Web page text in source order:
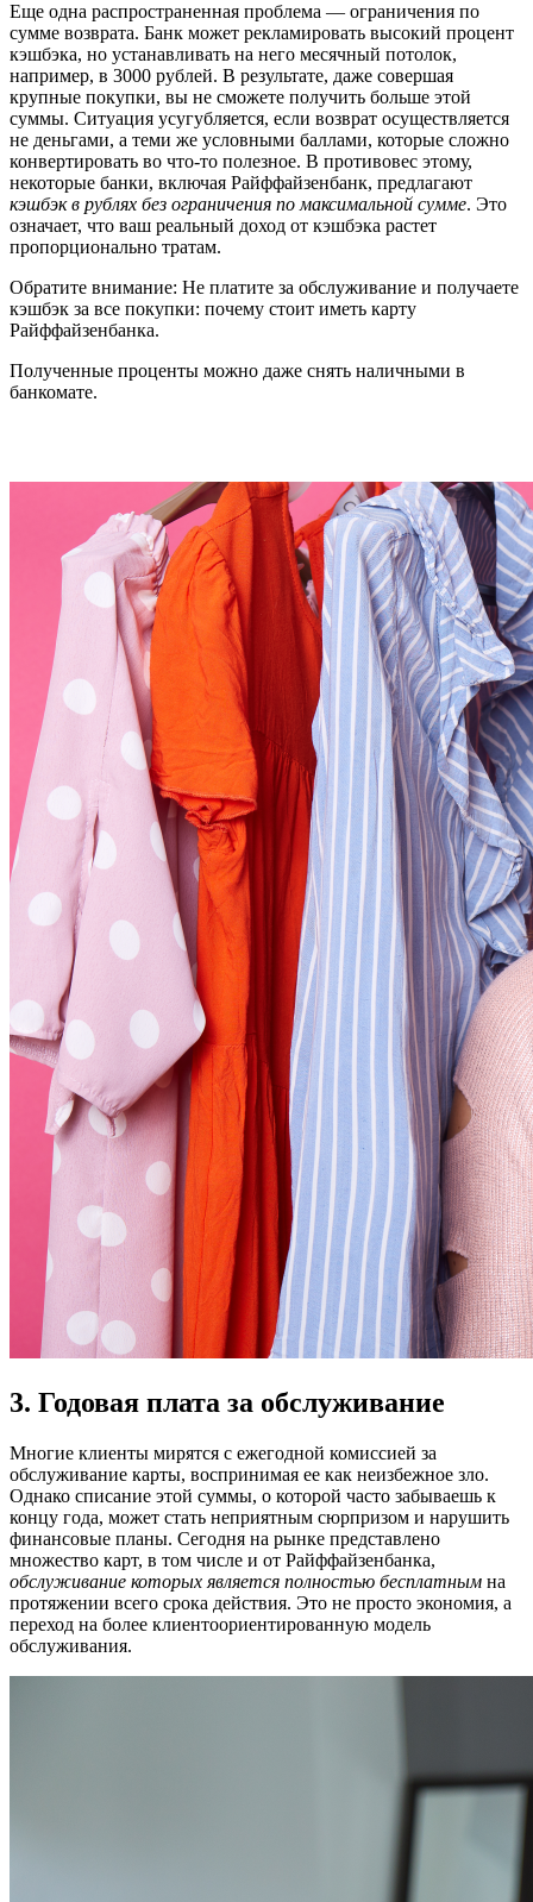
Еще одна распространенная проблема — ограничения по
сумме возврата. Банк может рекламировать высокий процент
кэшбэка, но устанавливать на него месячный потолок,
например, в 3000 рублей. В результате, даже совершая
крупные покупки, вы не сможете получить больше этой
суммы. Ситуация усугубляется, если возврат осуществляется
не деньгами, а теми же условными баллами, которые сложно
конвертировать во что-то полезное. В противовес этому,
некоторые банки, включая Райффайзенбанк, предлагают
кэшбэк в рублях без ограничения по максимальной сумме. Это
означает, что ваш реальный доход от кэшбэка растет
пропорционально тратам.
Обратите внимание: Не платите за обслуживание и получаете
кэшбэк за все покупки: почему стоит иметь карту
Райффайзенбанка.
Полученные проценты можно даже снять наличными в
банкомате.
3. Годовая плата за обслуживание
Многие клиенты мирятся с ежегодной комиссией за
обслуживание карты, воспринимая ее как неизбежное зло.
Однако списание этой суммы, о которой часто забываешь к
концу года, может стать неприятным сюрпризом и нарушить
финансовые планы. Сегодня на рынке представлено
множество карт, в том числе и от Райффайзенбанка,
обслуживание которых является полностью бесплатным на
протяжении всего срока действия. Это не просто экономия, а
переход на более клиентоориентированную модель
обслуживания.